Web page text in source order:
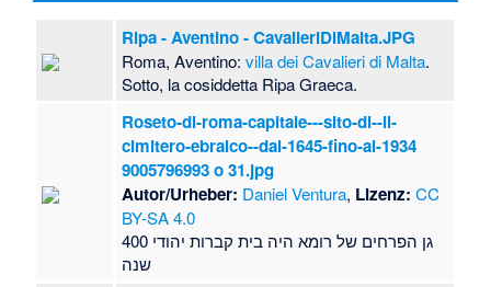
Ripa - Aventino - CavalieriDiMalta.JPG
Roma, Aventino:villa dei Cavalieri di Malta.
Sotto, la cosiddetta Ripa Graeca.
Roseto-di-roma-capitale---sito-di--il-
cimitero-ebraico--dal-1645-fino-al-1934
9005796993 o 31.jpg
Autor/Urheber: Daniel Ventura, Lizenz: CC
BY-SA 4.0
גן הפרחים של רומא היה בית קברות יהודי 400
שנה